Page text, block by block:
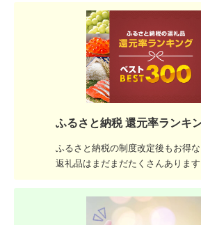
ふるさと納税 還元率ランキ
ふるさと納税の制度改定後もお得な
返礼品はまだまだたくさんあります